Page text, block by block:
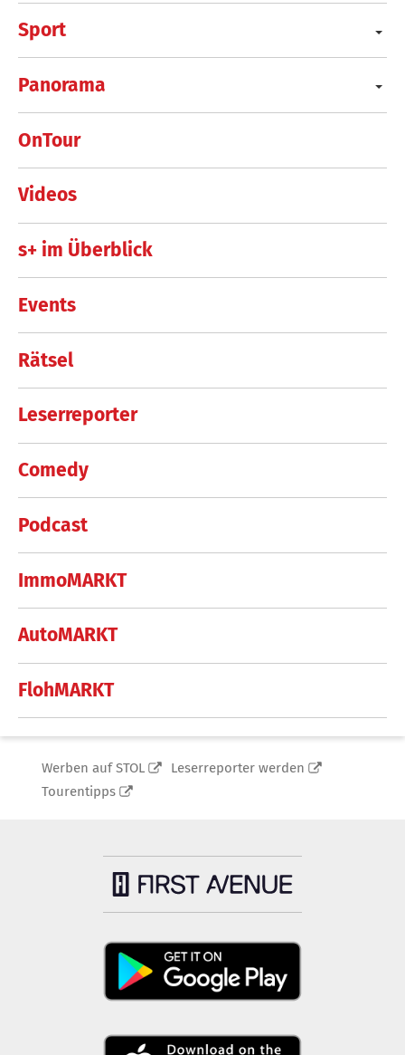
Sport
Panorama
OnTour
Videos
s+ im Überblick
Events
Rätsel
Leserreporter
Comedy
Podcast
ImmoMARKT
AutoMARKT
FlohMARKT
Werben auf STOL
Leserreporter werden
Tourentipps